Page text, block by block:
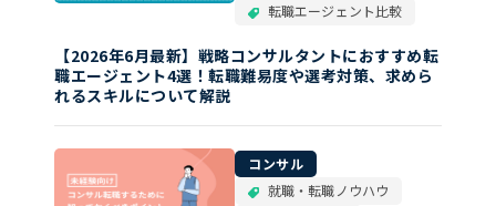
転職エージェント比較
【2026年6月最新】戦略コンサルタントにおすすめ転
職エージェント4選！転職難易度や選考対策、求めら
れるスキルについて解説
コンサル
就職・転職ノウハウ